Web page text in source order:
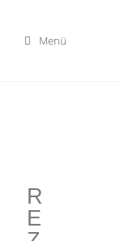
Menü
R
E